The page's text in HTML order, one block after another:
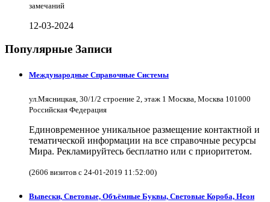
замечаний
12-03-2024
Популярные Записи
Международные Справочные Системы
ул.Мясницкая, 30/1/2 строение 2, этаж 1 Москва, Москва 101000
Российская Федерация
Единовременное уникальное размещение контактной и
тематической информации на все справочные ресурсы
Мира. Рекламируйтесь бесплатно или с приоритетом.
(2606 визитов с 24-01-2019 11:52:00)
Вывески, Световые, Объёмные Буквы, Световые Короба, Неон